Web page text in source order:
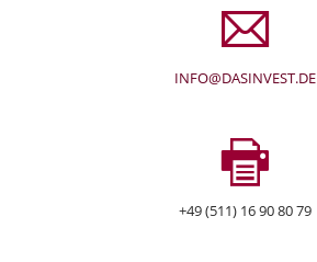
INFO@DASINVEST.DE
+49 (511) 16 90 80 79